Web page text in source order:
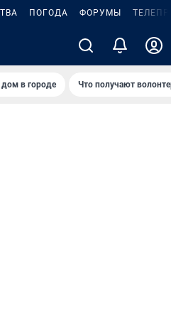
ПОГОДА ФОРУМЫ
в городе Что получают